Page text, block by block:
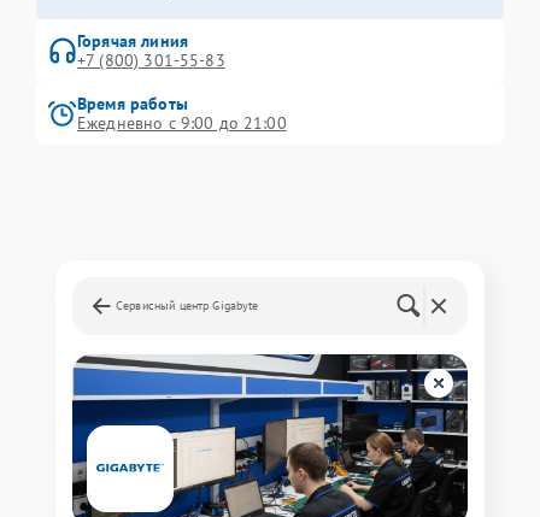
Горячая линия
+7 (800) 301-55-83
Время работы
Ежедневно с 9:00 до 21:00
Сервисный центр Gigabyte